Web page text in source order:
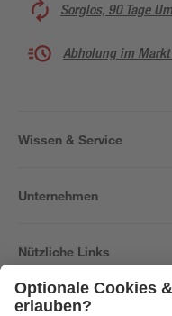
Sorglos, 90 Tage
Abholung im
Wissen & Service
Unternehmen
Nützliche Links